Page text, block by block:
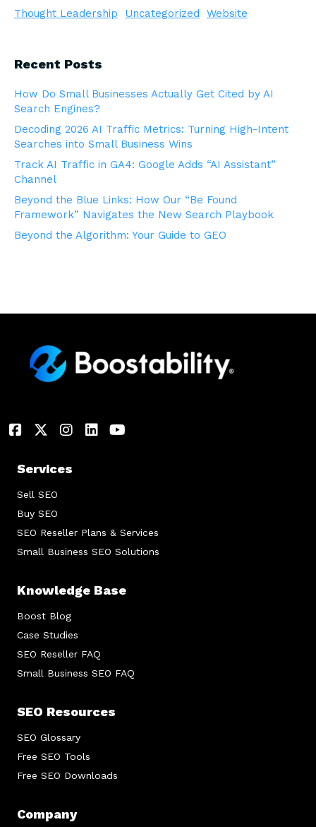
Thought Leadership
Uncategorized Website
Recent Posts
How Do Small Businesses Actually Get Cited by AI
Search Engines?
Decoding 2026 AI Traffic Metrics: Turning High-Intent
Searches into Small Business Wins
Track AI Traffic in GA4: Google Adds “AI Assistant”
Channel
Beyond the Blue Links: How Our “Be Found
Framework” Navigates the New Search Playbook
Beyond the Algorithm: Your Guide to GEO
Services
Sell SEO
Buy SEO
SEO Reseller Plans & Services
Small Business SEO Solutions
Knowledge Base
Boost Blog
Case Studies
SEO Reseller FAQ
Small Business SEO FAQ
SEO Resources
SEO Glossary
Free SEO Tools
Free SEO Downloads
Company